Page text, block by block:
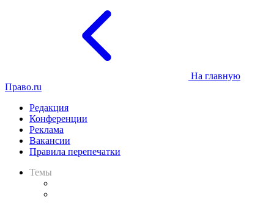
На главную
Право.ru
Редакция
Конференции
Реклама
Вакансии
Правила перепечатки
Темы